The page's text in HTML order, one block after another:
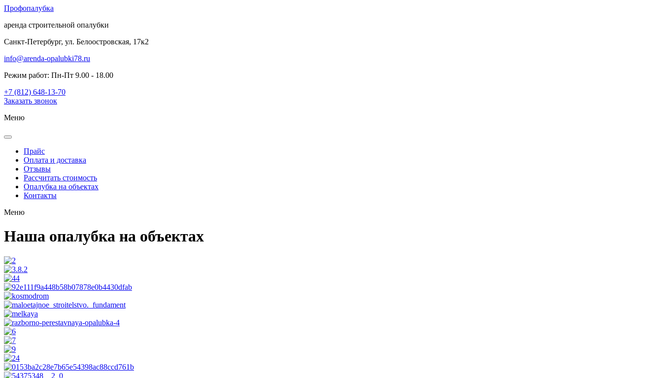
Профопалубка
аренда строительной опалубки
Санкт-Петербург, ул. Белоостровская, 17к2
info@arenda-opalubki78.ru
Режим работ: Пн-Пт 9.00 - 18.00
+7 (812) 648-13-70
Заказать звонок
Меню
Прайс
Оплата и доставка
Отзывы
Рассчитать стоимость
Опалубка на объектах
Контакты
Меню
Наша опалубка на объектах